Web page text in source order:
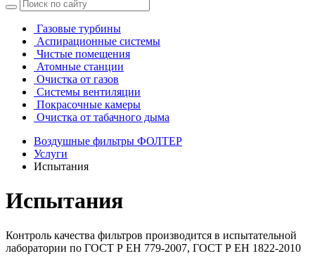
Газовые турбины
Аспирационные системы
Чистые помещения
Атомные станции
Очистка от газов
Системы вентиляции
Покрасочные камеры
Очистка от табачного дыма
Воздушные фильтры ФОЛТЕР
Услуги
Испытания
Испытания
Контроль качества фильтров производится в испытательной
лаборатории по ГОСТ Р ЕН 779-2007, ГОСТ Р ЕН 1822-2010